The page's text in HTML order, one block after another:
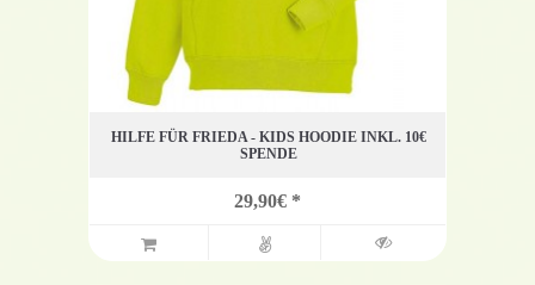
HILFE FÜR FRIEDA - KIDS HOODIE INKL. 10€
SPENDE
29,90€ *